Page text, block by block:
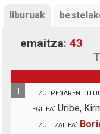
liburuak
emaitza: 43
1 itzulpenaren
egilea: Uribe,
itzultzailea: